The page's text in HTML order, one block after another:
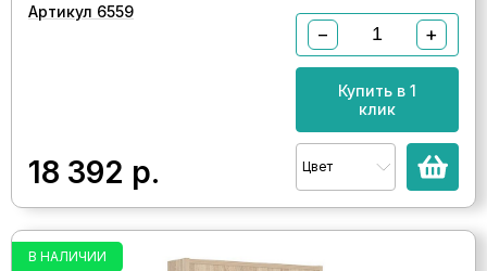
Артикул 6559
18 392 р.
− +
Купить в 1
клик
Цвет
В НАЛИЧИИ